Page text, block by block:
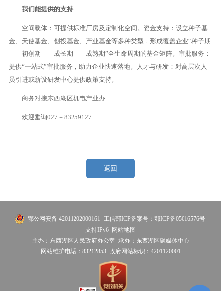
我们能提供的支持
空间载体：可提供标准厂房及定制化空间。资金支持：设立种子基
金、天使基金、创投基金、产业基金等多种类型，形成覆盖企业“种子期
——初创期——成长期——成熟期”全生命周期的基金矩阵。审批服务：
提供“一站式”审批服务，助力企业快速落地。人才与研发：对高层次人
员引进或新设研发中心提供政策支持。
商务对接东西湖区机电产业办
欢迎垂询027－83259127
返回
鄂公网安备 42011202000161 工信部ICP备案号：鄂ICP备05016576号
支持IPv6
网站地图
主办：东西湖区人民政府办公室 承办：东西湖区融媒体中心
网站维护电话：83212853 政府网站标识：4201120001